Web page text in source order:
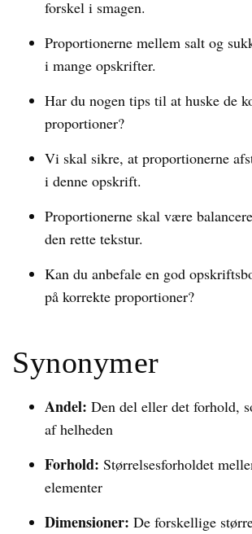
forskel i smagen.
Proportionerne mellem salt og
i mange opskrifter.
Har du nogen tips til at huske de
proportioner?
Vi skal sikre, at proportionerne
i denne opskrift.
Proportionerne skal være
den rette tekstur.
Kan du anbefale en god
på korrekte proportioner?
Synonymer
Andel: Den del eller det forhold,
af helheden
Forhold: Størrelsesforholdet
elementer
Dimensioner: De forskellige